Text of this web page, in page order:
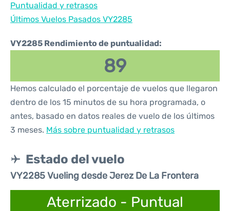
Puntualidad y retrasos
Últimos Vuelos Pasados VY2285
VY2285 Rendimiento de puntualidad:
89
Hemos calculado el porcentaje de vuelos que llegaron
dentro de los 15 minutos de su hora programada, o
antes, basado en datos reales de vuelo de los últimos
3 meses. Más sobre puntualidad y retrasos
Estado del vuelo
VY2285 Vueling desde Jerez De La Frontera
Aterrizado - Puntual